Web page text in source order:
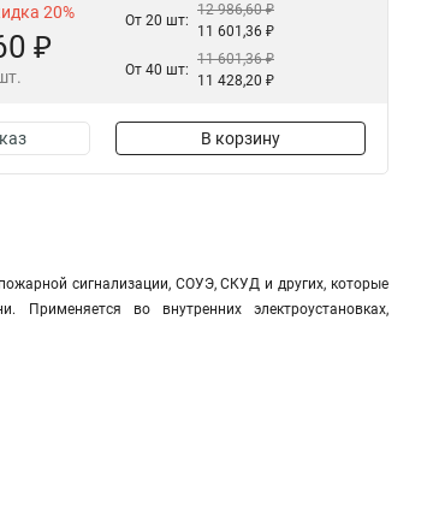
20%
₽
От 20 шт:
12 986,60 ₽
11 601,36 ₽
От 40 шт:
11 601,36 ₽
11 428,20 ₽
В корзину
сигнализации, СОУЭ, СКУД и других, которые
во внутренних электроустановках,